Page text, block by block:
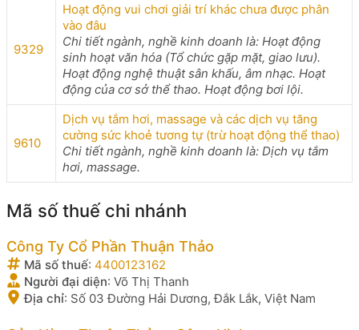
9329
Hoạt động vui chơi giải trí khác chưa được phân
vào đâu
Chi tiết ngành, nghề kinh doanh là: Hoạt động
sinh hoạt văn hóa (Tổ chức gặp mặt, giao lưu).
Hoạt động nghệ thuật sân khấu, âm nhạc. Hoạt
động của cơ sở thể thao. Hoạt động bơi lội.
9610
Dịch vụ tắm hơi, massage và các dịch vụ tăng
cường sức khoẻ tương tự (trừ hoạt động thể thao)
Chi tiết ngành, nghề kinh doanh là: Dịch vụ tắm
hơi, massage.
Mã số thuế chi nhánh
Công Ty Cổ Phần Thuận Thảo
Mã số thuế: 4400123162
Người đại diện: Võ Thị Thanh
Địa chỉ: Số 03 Đường Hải Dương, Đắk Lắk, Việt Nam